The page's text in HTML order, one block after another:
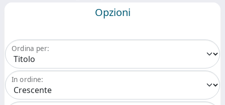
Opzioni
Ordina per:
In ordine: